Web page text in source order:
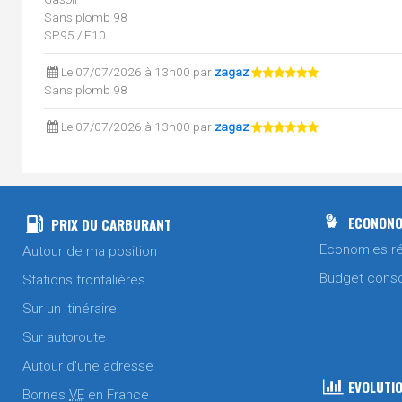
Sans plomb 98
SP95 / E10
Le 07/07/2026 à 13h00 par zagaz
Sans plomb 98
Le 07/07/2026 à 13h00 par zagaz
Gasoil
Sans plomb 98
SP95 / E10
Gasoil
SP95 / E10
Gasoil
PRIX DU CARBURANT
Autour de ma position
Stations frontalières
Sur un itinéraire
Sur autoroute
Autour d'une adresse
Bornes VE en France
Economies
Budget